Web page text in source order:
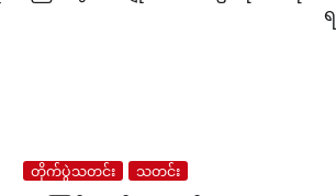
ရ
တိုက်ပွဲသတင်း သတင်း